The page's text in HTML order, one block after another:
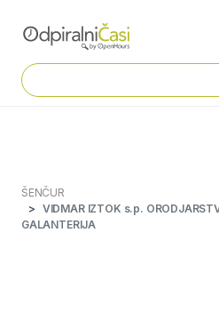
ŠENČUR
VIDMAR IZTOK s.p.
GALANTERIJA